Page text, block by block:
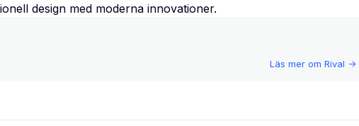
design med moderna innovationer.
Läs mer om Rival ->